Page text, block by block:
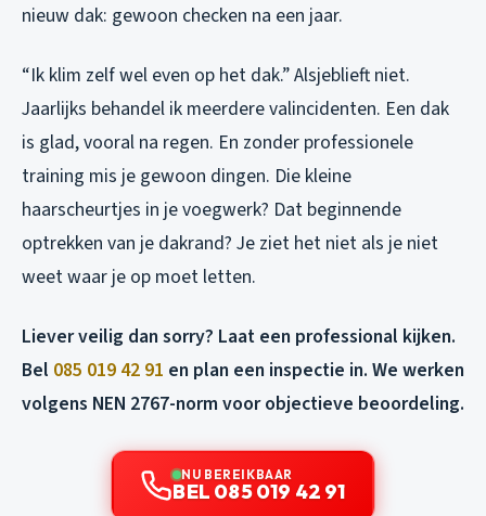
nieuw dak: gewoon checken na een jaar.
“Ik klim zelf wel even op het dak.” Alsjeblieft niet.
Jaarlijks behandel ik meerdere valincidenten. Een dak
is glad, vooral na regen. En zonder professionele
training mis je gewoon dingen. Die kleine
haarscheurtjes in je voegwerk? Dat beginnende
optrekken van je dakrand? Je ziet het niet als je niet
weet waar je op moet letten.
Liever veilig dan sorry? Laat een professional kijken.
Bel 085 019 42 91 en plan een inspectie in. We werken
volgens NEN 2767-norm voor objectieve beoordeling.
NU BEREIKBAAR
BEL 085 019 42 91